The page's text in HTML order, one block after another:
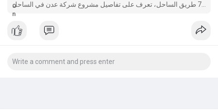
77 طريق الساحل، تعرف على تفاصيل مشروع شركة عدن في الساحل